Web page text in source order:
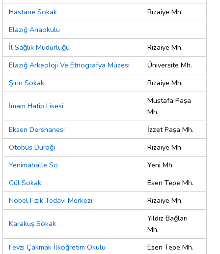
Hastane Sokak
Rızaiye Mh.
Elazığ Anaokulu
İl Sağlık Müdürlüğü
Rızaiye Mh.
Elazığ Arkeoloji Ve Etnografya Müzesi
Üniversite Mh.
Şirin Sokak
Rızaiye Mh.
İmam Hatip Lisesi
Mustafa Paşa
Mh.
Eksen Dershanesi
İzzet Paşa Mh.
Otobüs Durağı
Rızaiye Mh.
Yenimahalle So
Yeni Mh.
Gül Sokak
Esen Tepe Mh.
Nobel Fizik Tedavi Merkezi
Rızaiye Mh.
Karakuş Sokak
Yıldız Bağları
Mh.
Fevzi Çakmak İlköğretim Okulu
Esen Tepe Mh.